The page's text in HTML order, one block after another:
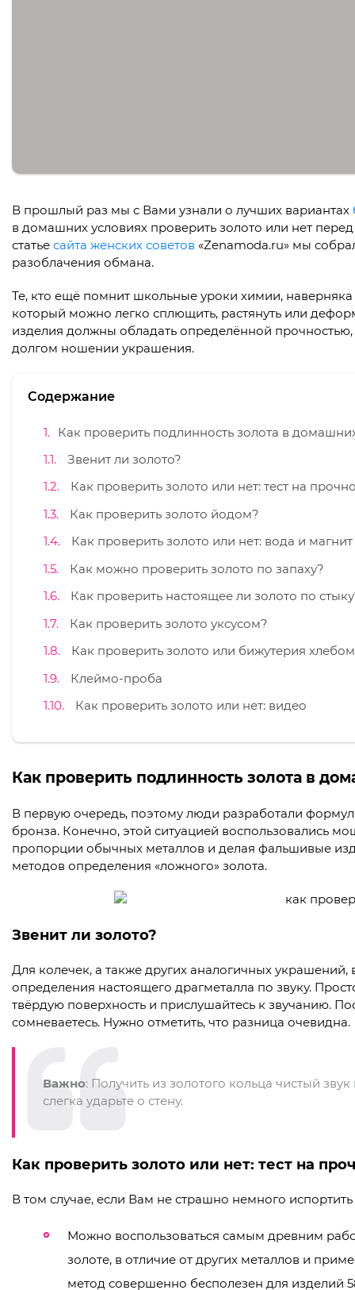
В прошлый раз мы с Вами узнали о лучших вариантах
в домашних условиях проверить золото или нет
статье сайта женских советов «Zenamoda.ru» мы
разоблачения обмана.
Те, кто ещё помнит школьные уроки химии,
который можно легко сплющить, растянуть или
изделия должны обладать определённой
долгом ношении украшения.
Содержание
Как проверить подлинность золота в
Звенит ли золото?
Как проверить золото или нет: тест на
Как проверить золото йодом?
Как проверить золото или нет: вода и магнит
Как можно проверить золото по запаху?
Как проверить настоящее ли золото по
Как проверить золото уксусом?
Как проверить золото или бижутерия
Клеймо-проба
Как проверить золото или нет: видео
Как проверить подлинность золота в
В первую очередь, поэтому люди разработали
бронза. Конечно, этой ситуацией воспользовались
пропорции обычных металлов и делая фальшивые
методов определения «ложного» золота.
Звенит ли золото?
Для колечек, а также других аналогичных
определения настоящего драгметалла по звуку.
твёрдую поверхность и прислушайтесь к звучанию.
сомневаетесь. Нужно отметить, что разница очевидна.
Важно: Получить из золотого кольца чистый
слегка ударьте о стену.
Как проверить золото или нет: тест на
В том случае, если Вам не страшно немного
Можно воспользоваться самым древним
золоте, в отличие от других металлов и
метод совершенно бесполезен для изделий